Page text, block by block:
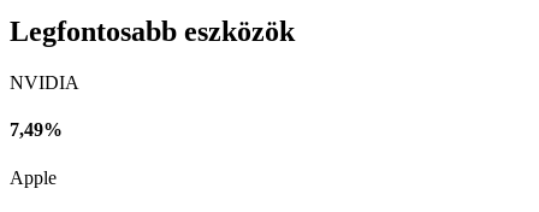
Legfontosabb eszközök
NVIDIA
7,49%
Apple